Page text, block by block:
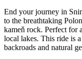
End your journey in
to the breathtaking
kameň rock. Perfect for
local lakes. This ride is
backroads and natural